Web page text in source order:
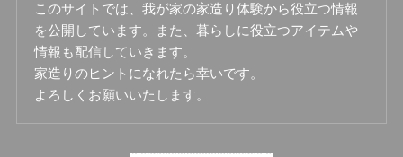
このサイトでは、我が家の家造り体験から役立つ情報
を公開しています。また、暮らしに役立つアイテムや
情報も配信していきます。
家造りのヒントになれたら幸いです。
よろしくお願いいたします。